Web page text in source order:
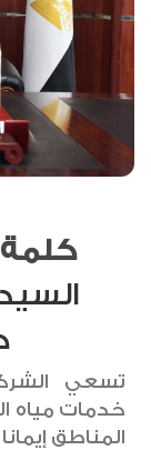
كلمة
تسعي
خدمات مياه
المناطق